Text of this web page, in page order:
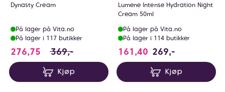
Dynasty Cream
På lager på Vita.no
På lager i 117 butikker
276,75 276.75 i stedet for 369 NOK, du sparer 92.25
369,-
Kjøp
Lumene Intense Hydration Night
Cream 50ml
På lager på Vita.no
På lager i 114 butikker
161,40 269,-
Kjøp